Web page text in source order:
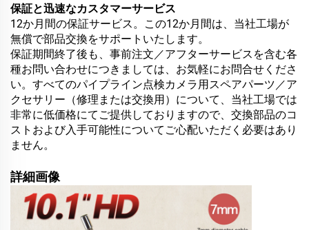
保証と迅速なカスタマーサービス
12か月間の保証サービス。この12か月間は、当社工場が
無償で部品交換をサポートいたします。
保証期間終了後も、事前注文／アフターサービスを含む各
種お問い合わせにつきましては、お気軽にお問合せくださ
い。すべてのパイプライン点検カメラ用スペアパーツ／ア
クセサリー（修理または交換用）について、当社工場では
非常に低価格にてご提供しておりますので、交換部品のコ
ストおよび入手可能性についてご心配いただく必要はあり
ません。
詳細画像